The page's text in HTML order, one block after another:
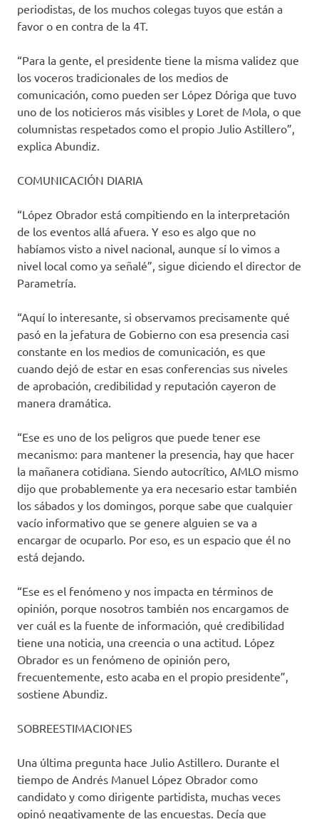
periodistas, de los muchos colegas tuyos que están a
favor o en contra de la 4T.
“Para la gente, el presidente tiene la misma validez que
los voceros tradicionales de los medios de
comunicación, como pueden ser López Dóriga que tuvo
uno de los noticieros más visibles y Loret de Mola, o que
columnistas respetados como el propio Julio Astillero”,
explica Abundiz.
COMUNICACIÓN DIARIA
“López Obrador está compitiendo en la interpretación
de los eventos allá afuera. Y eso es algo que no
habíamos visto a nivel nacional, aunque sí lo vimos a
nivel local como ya señalé”, sigue diciendo el director de
Parametría.
“Aquí lo interesante, si observamos precisamente qué
pasó en la jefatura de Gobierno con esa presencia casi
constante en los medios de comunicación, es que
cuando dejó de estar en esas conferencias sus niveles
de aprobación, credibilidad y reputación cayeron de
manera dramática.
“Ese es uno de los peligros que puede tener ese
mecanismo: para mantener la presencia, hay que hacer
la mañanera cotidiana. Siendo autocrítico, AMLO mismo
dijo que probablemente ya era necesario estar también
los sábados y los domingos, porque sabe que cualquier
vacío informativo que se genere alguien se va a
encargar de ocuparlo. Por eso, es un espacio que él no
está dejando.
“Ese es el fenómeno y nos impacta en términos de
opinión, porque nosotros también nos encargamos de
ver cuál es la fuente de información, qué credibilidad
tiene una noticia, una creencia o una actitud. López
Obrador es un fenómeno de opinión pero,
frecuentemente, esto acaba en el propio presidente”,
sostiene Abundiz.
SOBREESTIMACIONES
Una última pregunta hace Julio Astillero. Durante el
tiempo de Andrés Manuel López Obrador como
candidato y como dirigente partidista, muchas veces
opinó negativamente de las encuestas. Decía que